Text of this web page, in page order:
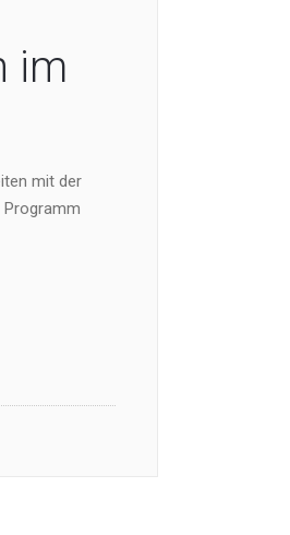
im
mit der
Programm